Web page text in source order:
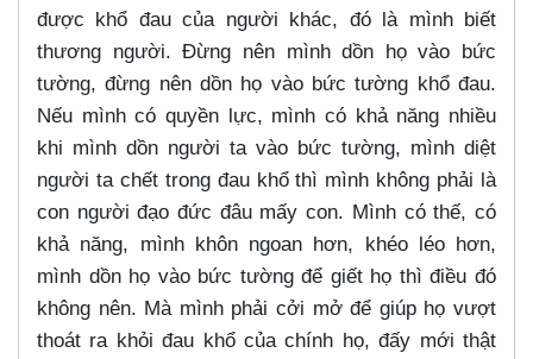
được khổ đau của người khác, đó là mình biết
thương người. Đừng nên mình dồn họ vào bức
tường, đừng nên dồn họ vào bức tường khổ đau.
Nếu mình có quyền lực, mình có khả năng nhiều
khi mình dồn người ta vào bức tường, mình diệt
người ta chết trong đau khổ thì mình không phải là
con người đạo đức đâu mấy con. Mình có thế, có
khả năng, mình khôn ngoan hơn, khéo léo hơn,
mình dồn họ vào bức tường để giết họ thì điều đó
không nên. Mà mình phải cởi mở để giúp họ vượt
thoát ra khỏi đau khổ của chính họ, đấy mới thật